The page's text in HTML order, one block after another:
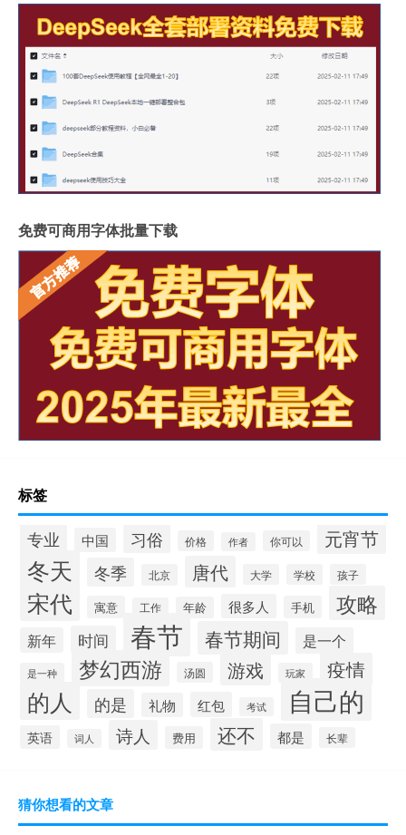
免费可商用字体批量下载
标签
专业 中国 习俗 价格 作者 你可以 元宵节
冬天 冬季 北京 唐代 大学 学校 孩子
宋代 寓意 工作 年龄 很多人 手机 攻略
新年 时间 春节 春节期间 是一个
是一种 梦幻西游 汤圆 游戏 玩家 疫情
的人 的是 礼物 红包 考试 自己的
英语 词人 诗人 费用 还不 都是 长辈
猜你想看的文章